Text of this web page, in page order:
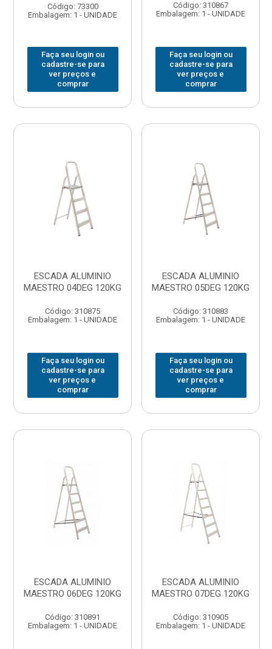
Código: 73300
Embalagem: 1 - UNIDADE
Faça seu login ou
cadastre-se para
ver preços e
comprar
Código: 310867
Embalagem: 1 - UNIDADE
Faça seu login ou
cadastre-se para
ver preços e
comprar
ESCADA ALUMINIO
MAESTRO 04DEG 120KG
Código: 310875
Embalagem: 1 - UNIDADE
Faça seu login ou
cadastre-se para
ver preços e
comprar
ESCADA ALUMINIO
MAESTRO 05DEG 120KG
Código: 310883
Embalagem: 1 - UNIDADE
Faça seu login ou
cadastre-se para
ver preços e
comprar
ESCADA ALUMINIO
MAESTRO 06DEG 120KG
Código: 310891
Embalagem: 1 - UNIDADE
ESCADA ALUMINIO
MAESTRO 07DEG 120KG
Código: 310905
Embalagem: 1 - UNIDADE